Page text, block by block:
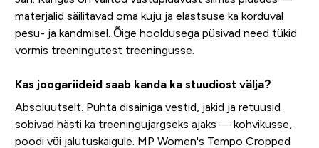
materjalid säilitavad oma kuju ja elastsuse ka korduval
pesu- ja kandmisel. Õige hooldusega püsivad need tükid
vormis treeningutest treeningusse.
Kas joogariideid saab kanda ka stuudiost välja?
Absoluutselt. Puhta disainiga vestid, jakid ja retuusid
sobivad hästi ka treeningujärgseks ajaks — kohvikusse,
poodi või jalutuskäigule. MP Women's Tempo Cropped